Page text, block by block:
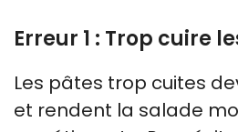
Erreur 1 : Trop cuire
Les pâtes trop cuites
et rendent la salade